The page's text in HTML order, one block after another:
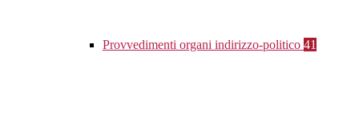
Provvedimenti organi indirizzo-politico 41